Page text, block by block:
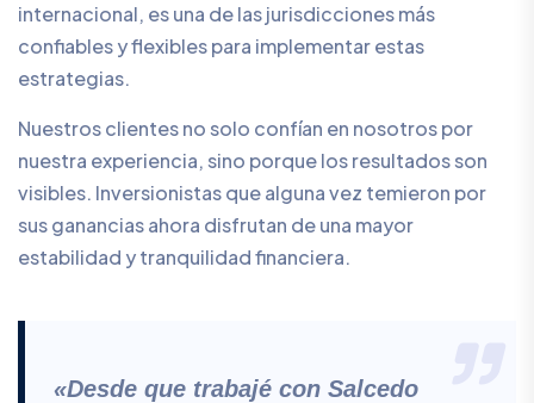
internacional, es una de las jurisdicciones más
confiables y flexibles para implementar estas
estrategias.
Nuestros clientes no solo confían en nosotros por
nuestra experiencia, sino porque los resultados son
visibles. Inversionistas que alguna vez temieron por
sus ganancias ahora disfrutan de una mayor
estabilidad y tranquilidad financiera.
«Desde que trabajé con Salcedo